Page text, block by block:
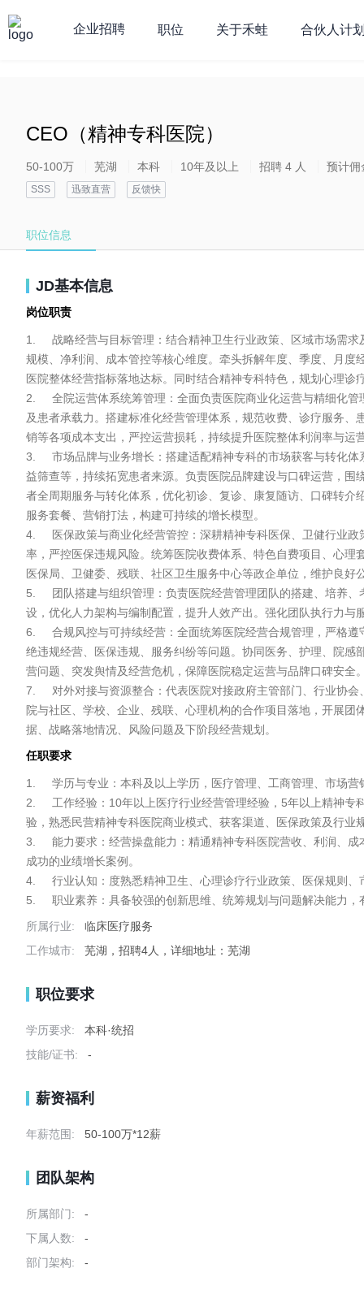
企业招聘 职位 关于禾蛙 合伙人计
CEO（精神专科医院）
50-100万 芜湖 本科 10年及以上 招聘 4 人 预计佣
SSS 迅致直营 反馈快
职位信息
JD基本信息
岗位职责
1.	战略经营与目标管理：结合精神卫生行业政策、区域市场需求及集团战略，制定医院中长期经营发展规划、年度经营方案及量化业绩指标，涵盖门诊量、住院人次、客单价、营收
规模、净利润、成本管控等核心维度。牵头拆解年度、季度、月
医院整体经营指标落地达标。同时结合精神专科特色，规划心理
2.	全院运营体系统筹管理：全面负责医院商业化运营与精细化管理，统筹门诊、住院、康复、心理咨询、复诊随访等全业务链路流程优化，提升患者接诊效率、床位周转率、复诊率
及患者承载力。搭建标准化经营管理体系，规范收费、诊疗服务
销等各项成本支出，严控运营损耗，持续提升医院整体利润率与
3.	市场品牌与业务增长：搭建适配精神专科的市场获客与转化体系，统筹线上线下营销渠道运营，包括短视频科普、线上咨询、社群随访、本地推广、异业合作、渠道转诊、社区公
益筛查等，持续拓宽患者来源。负责医院品牌建设与口碑运营，
者全周期服务与转化体系，优化初诊、复诊、康复随访、口碑转
服务套餐、营销打法，构建可持续的增长模型。
4.	医保政策与商业化经营管控：深耕精神专科医保、卫健行业政策，精准把控医保报销规则、收费规范、监管要求，制定合规的医保经营策略，优化医保结算流程，提升医保回款效
率，严控医保违规风险。统筹医院收费体系、特色自费项目、心
医保局、卫健委、残联、社区卫生服务中心等政企单位，维护良好
5.	团队搭建与组织管理：负责医院经营管理团队的搭建、培养、考核与赋能，完善各部门岗位职责、绩效考核与激励机制，打造高效、专业的经营运营团队。统筹全院人才梯队建
设，优化人力架构与编制配置，提升人效产出。强化团队执行力
6.	合规风控与可持续经营：全面统筹医院经营合规管理，严格遵守医疗卫生行业法规、医保政策、物价收费标准、医疗安全条例，排查经营、财务、营销、医疗服务等各类风险，杜
绝违规经营、医保违规、服务纠纷等问题。协同医务、护理、院
营问题、突发舆情及经营危机，保障医院稳定运营与品牌口碑安全
7.	对外对接与资源整合：代表医院对接政府主管部门、行业协会、合作机构、渠道资源，维护高端公共关系，整合行业资源、医疗合作资源、公益资源，拓展医院业务边界。推动医
院与社区、学校、企业、残联、心理机构的合作项目落地，开展
据、战略落地情况、风险问题及下阶段经营规划。
任职要求
1.	学历与专业：本科及以上学历，医疗管理、工商管理、市场营销、公共卫生、心理学、精神卫生等相关专业优先。
2.	工作经验：10年以上医疗行业经营管理经验，5年以上精神专科医院/心理专科医院高层经营管理经验，有完整的医院从业绩爬坡、体系搭建、品牌增长到盈利提效的全周期操盘经
验，熟悉民营精神专科医院商业模式、获客渠道、医保政策及行
3.	能力要求：经营操盘能力：精通精神专科医院营收、利润、成本、人效、周转率等核心经营指标管控，具备独立制定年度经营方案、落地业绩目标、实现盈利增长的实战能力，有
成功的业绩增长案例。
4.	行业认知：度熟悉精神卫生、心理诊疗行业政策、医保规则、市场业态、竞品打法，掌握青少年心理、睡眠障碍、成瘾治疗、老年精神康复等特色业务运营逻辑。
5.	职业素养：具备较强的创新思维、统筹规划与问题解决能
所属行业:
临床医疗服务
工作城市:
芜湖，招聘4人，详细地址：芜湖
职位要求
学历要求:
本科·统招
技能/证书:
-
薪资福利
年薪范围: 50-100万*12薪
团队架构
所属部门:
-
下属人数:
-
部门架构:
-